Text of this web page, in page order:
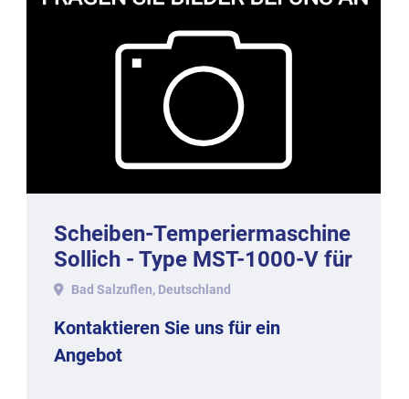
Scheiben-Temperiermaschine
Sollich - Type MST-1000-V für
1000 kg/h
Bad Salzuflen, Deutschland
Kontaktieren Sie uns für ein
Angebot